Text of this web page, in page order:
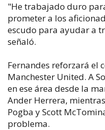
"He trabajado duro
prometer a los
escudo para ayudar a
señaló.
Fernandes reforzará el
Manchester United. A
en ese área desde la
Ander Herrera,
Pogba y Scott
problema.